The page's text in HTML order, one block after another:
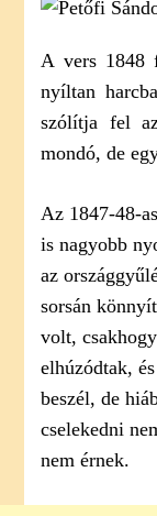
A vers 1848
nyíltan
szólítja fel
mondó, de
Az 1847-48-
is nagyobb
az
sorsán
volt,
elhúzódtak,
beszél, de
cselekedni
nem érnek.